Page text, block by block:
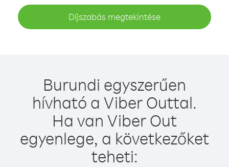
Díjszabás megtekintése
Burundi egyszerűen
hívható a Viber Outtal.
Ha van Viber Out
egyenlege, a következőket
teheti: